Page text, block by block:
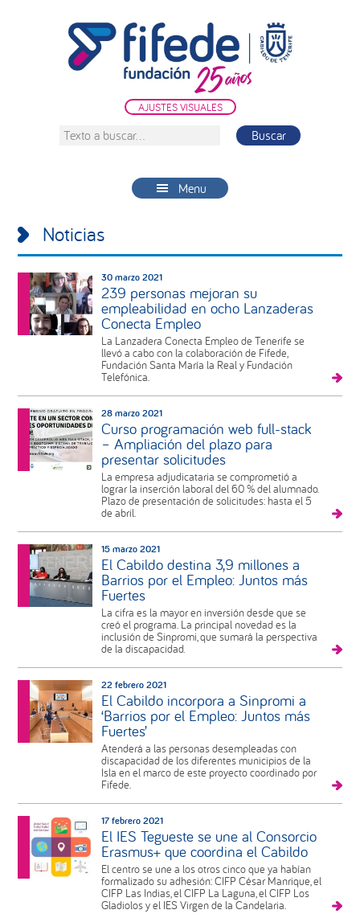
AJUSTES VISUALES
Texto
Menu
Noticias
30 marzo 2021
239 personas mejoran su
empleabilidad en ocho Lanzaderas
Conecta Empleo
La Lanzadera Conecta Empleo de Tenerife se
llevó a cabo con la colaboración de Fifede,
Fundación Santa María la Real y Fundación
Telefónica.
28 marzo 2021
Curso programación web full-stack
– Ampliación del plazo para
presentar solicitudes
La empresa adjudicataria se comprometió a
lograr la inserción laboral del 60 % del alumnado.
Plazo de presentación de solicitudes: hasta el 5
de abril.
15 marzo 2021
El Cabildo destina 3,9 millones a
Barrios por el Empleo: Juntos más
Fuertes
La cifra es la mayor en inversión desde que se
creó el programa. La principal novedad es la
inclusión de Sinpromi, que sumará la perspectiva
de la discapacidad.
22 febrero 2021
El Cabildo incorpora a Sinpromi a
‘Barrios por el Empleo: Juntos más
Fuertes’
Atenderá a las personas desempleadas con
discapacidad de los diferentes municipios de la
Isla en el marco de este proyecto coordinado por
Fifede.
17 febrero 2021
El IES Tegueste se une al Consorcio
Erasmus+ que coordina el Cabildo
El centro se une a los otros cinco que ya habían
formalizado su adhesión: CIFP César Manrique, el
CIFP Las Indias, el CIFP La Laguna, el CIFP Los
Gladiolos y el IES Virgen de la Candelaria.